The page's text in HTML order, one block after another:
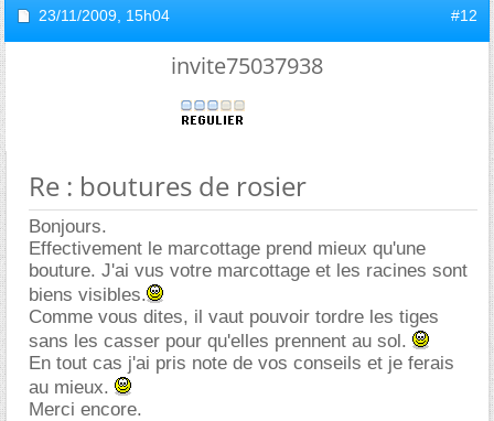
23/11/2009, 15h04 #12
invite75037938
Re : boutures de rosier
Bonjours.
Effectivement le marcottage prend mieux qu'une
bouture. J'ai vus votre marcottage et les racines sont
biens visibles.
Comme vous dites, il vaut pouvoir tordre les tiges
sans les casser pour qu'elles prennent au sol.
En tout cas j'ai pris note de vos conseils et je ferais
au mieux.
Merci encore.